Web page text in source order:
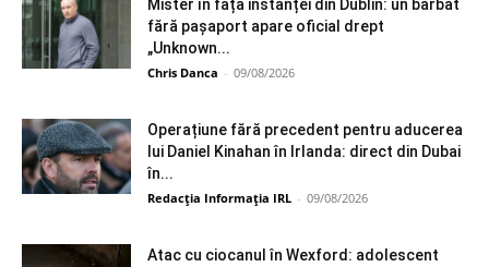
Mister în fața instanței din Dublin: un bărbat
fără pașaport apare oficial drept
„Unknown...
Chris Danca - 09/08/2026
Operațiune fără precedent pentru aducerea
lui Daniel Kinahan în Irlanda: direct din Dubai
în...
Redacția Informația IRL - 09/08/2026
Atac cu ciocanul în Wexford: adolescent